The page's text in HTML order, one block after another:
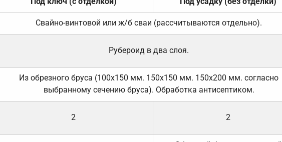
Свайно-винтовой или ж/б сваи (рассчитываются отдельно).
Рубероид в два слоя.
Из обрезного бруса (100х150 мм. 150х150 мм. 150х200 мм. согласно
выбранному сечению бруса). Обработка антисептиком.
2 2